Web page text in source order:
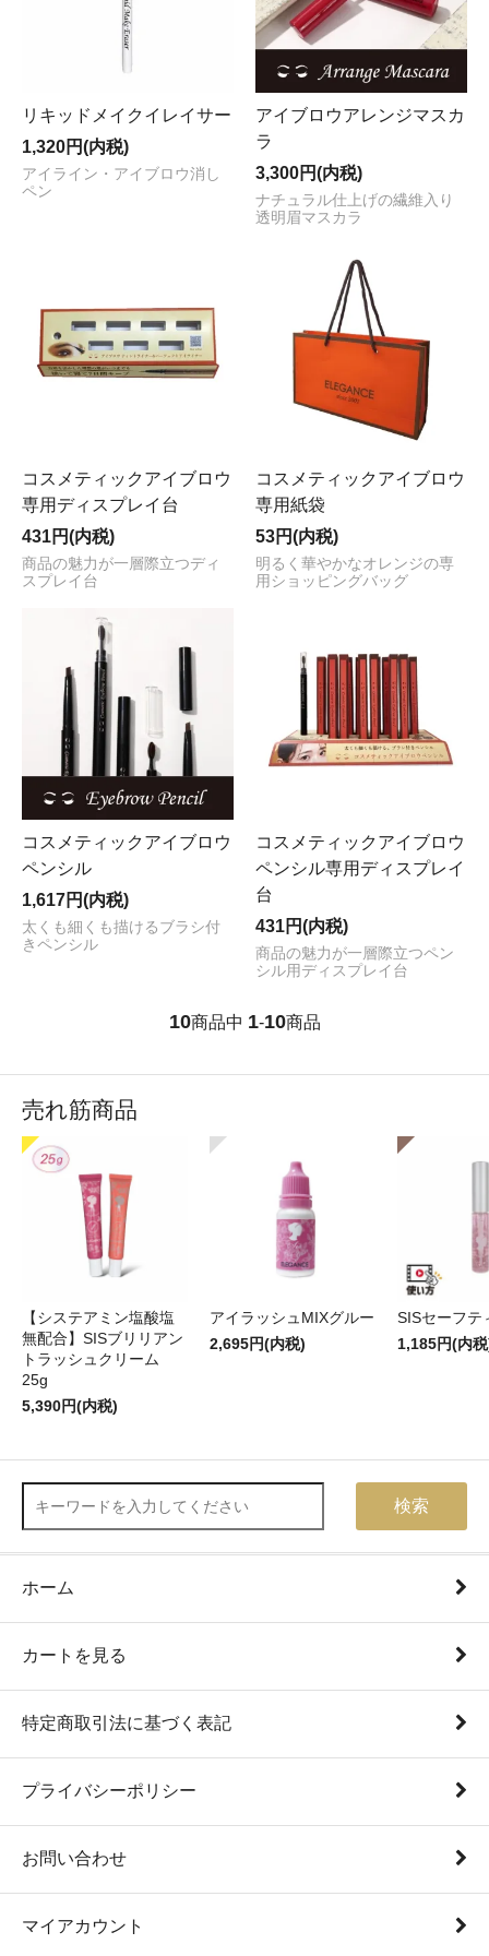
リキッドメイクイレイサー
1,320円(内税)
アイライン・アイブロウ消し
ペン
アイブロウアレンジマスカ
ラ
3,300円(内税)
ナチュラル仕上げの繊維入り
透明眉マスカラ
コスメティックアイブロウ
専用ディスプレイ台
431円(内税)
商品の魅力が一層際立つディ
スプレイ台
コスメティックアイブロウ
専用紙袋
53円(内税)
明るく華やかなオレンジの専
用ショッピングバッグ
コスメティックアイブロウ
ペンシル
1,617円(内税)
太くも細くも描けるブラシ付
きペンシル
コスメティックアイブロウ
ペンシル専用ディスプレイ
台
431円(内税)
商品の魅力が一層際立つペン
シル用ディスプレイ台
10商品中 1-10商品
売れ筋商品
【システアミン塩酸塩
無配合】SISブリリアン
トラッシュクリーム
25g
5,390円(内税)
アイラッシュMIXグルー
2,695円(内税)
SISセーフテ
1,185円(内
検索
ホーム
カートを見る
特定商取引法に基づく表記
プライバシーポリシー
お問い合わせ
マイアカウント